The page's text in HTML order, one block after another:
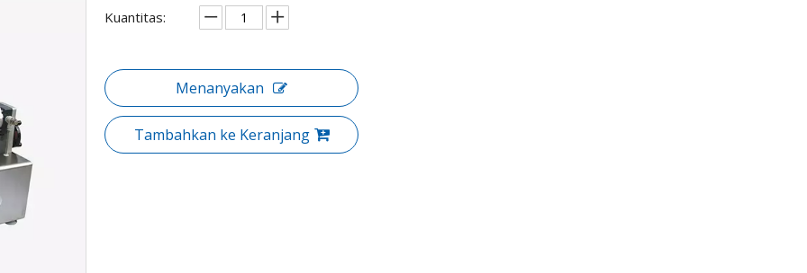
Kuantitas:
Menanyakan
Tambahkan ke Keranjang